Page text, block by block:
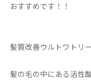
おすすめです！！
髪質改善ウルトワトリ
髪の毛の中にある活性